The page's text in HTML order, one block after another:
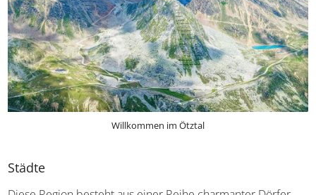
Städte